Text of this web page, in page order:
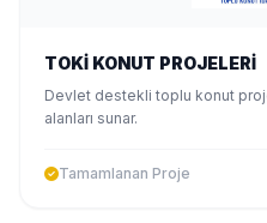
TOKİ KONUT PROJELERİ
Devlet destekli toplu konut
alanları sunar.
Tamamlanan Proje